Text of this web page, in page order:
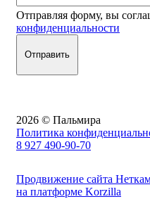
Отправляя форму, вы
конфиденциальности
2026 © Пальмира
Политика
8 927 490-90-70
Продвижение сайта
на платформе Korzilla